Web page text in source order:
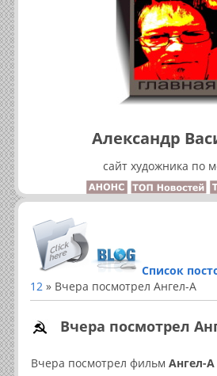
Александр
сайт художника по
Список
12 » Вчера посмотрел Ангел-А
Вчера посмотрел
Вчера посмотрел фильм Ангел-А